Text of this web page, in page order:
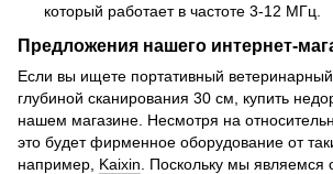
который работает в частоте 3-12 МГц.
Предложения нашего интернет-
Если вы ищете портативный
глубиной сканирования 30 см, купить
нашем магазине. Несмотря на
это будет фирменное оборудование от
например, Kaixin . Поскольку мы